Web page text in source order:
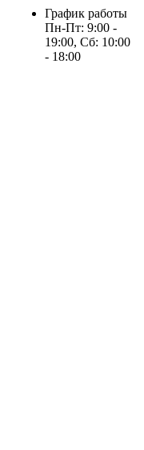
График работы
Пн-Пт: 9:00 -
19:00, Сб: 10:00
- 18:00